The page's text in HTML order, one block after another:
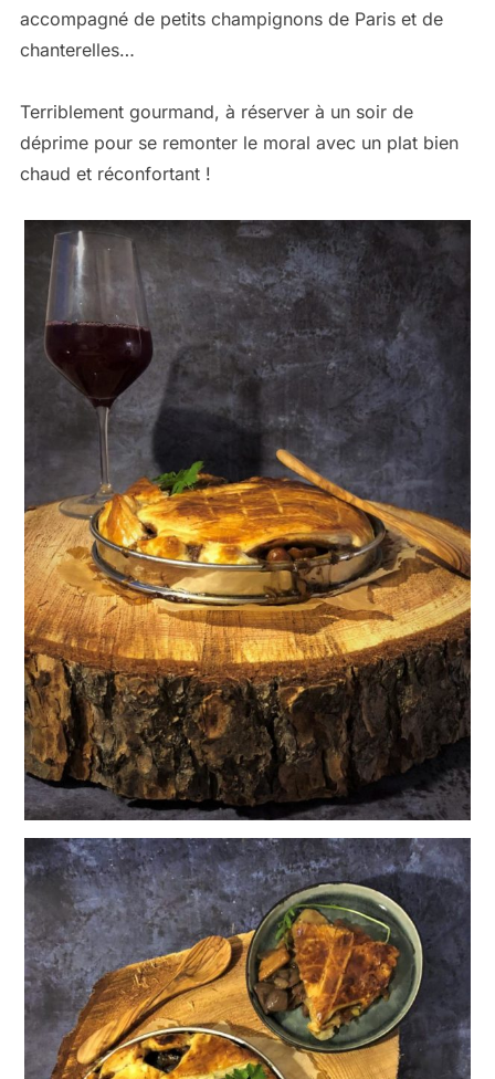
accompagné de petits champignons de Paris et de
chanterelles…
Terriblement gourmand, à réserver à un soir de
déprime pour se remonter le moral avec un plat bien
chaud et réconfortant !